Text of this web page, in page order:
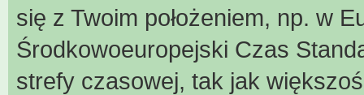
się z Twoim położeniem, np. w
Środkowoeuropejski Czas
strefy czasowej, tak jak